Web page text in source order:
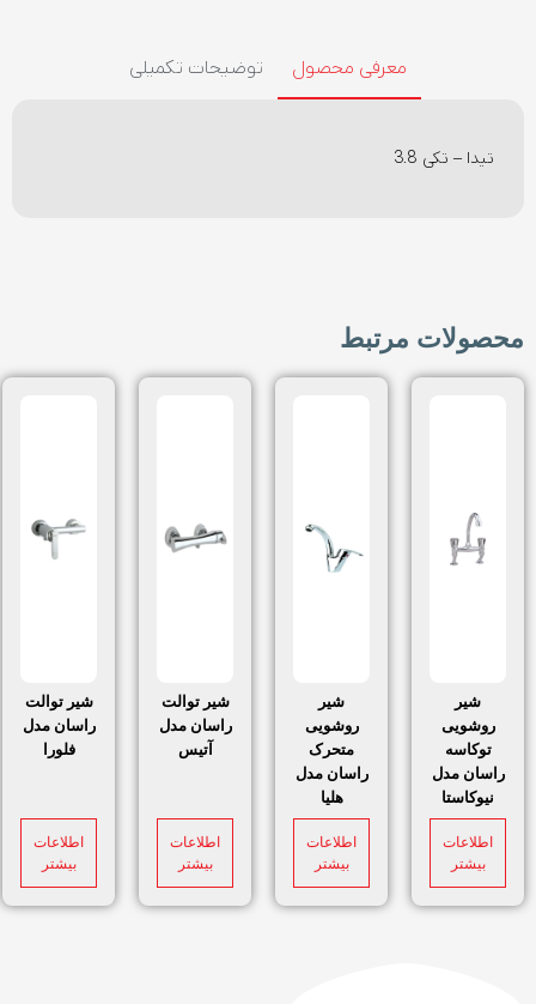
معرفی محصول توضیحات تکمیلی
تیدا – تکی 3.8
محصولات مرتبط
شیر
روشویی
توکاسه
راسان مدل
نیوکاستا
اطلاعات
بیشتر
شیر
روشویی
متحرک
راسان مدل
هلیا
اطلاعات
بیشتر
شیر توالت
راسان مدل
آتیس
اطلاعات
بیشتر
شیر توالت
راسان مدل
فلورا
اطلاعات
بیشتر